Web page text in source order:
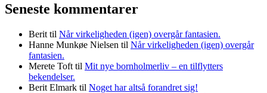
Seneste kommentarer
Berit til Når virkeligheden (igen) overgår fantasien.
Hanne Munkøe Nielsen til Når virkeligheden (igen) overgår
fantasien.
Merete Toft til Mit nye bornholmerliv – en tilflytters
bekendelser.
Berit Elmark til Noget har altså forandret sig!